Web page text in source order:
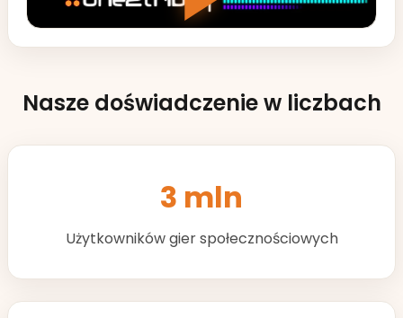
Nasze doświadczenie w liczbach
3 mln
Użytkowników gier społecznościowych